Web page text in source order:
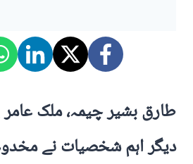
طارق بشیر چیمہ، ملک عامر
دیگر اہم شخصیات نے